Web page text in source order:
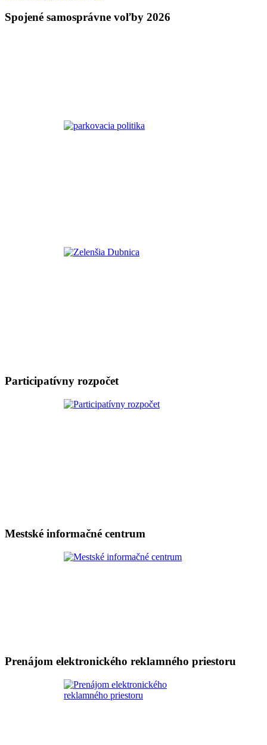
Spojené samosprávne voľby 2026
Participatívny rozpočet
Mestské informačné centrum
Prenájom elektronického reklamného priestoru